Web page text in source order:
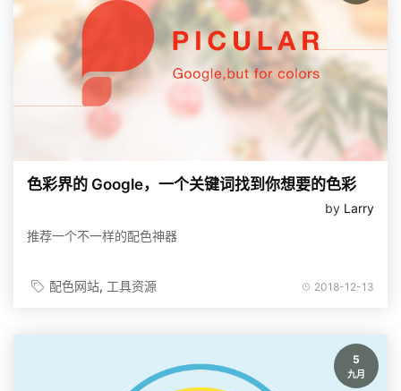
色彩界的 Google，一个关键词找到你想要的色彩
by Larry
推荐一个不一样的配色神器
配色网站 工具资源 2018-12-13
5
九月